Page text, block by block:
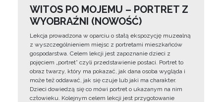
WITOS PO MOJEMU – PORTRET Z
WYOBRAŹNI (NOWOŚĆ)
Lekcja prowadzona w oparciu o stałą ekspozycję muzealną
z wyszczególnieniem miejsc z portretami mieszkańców
gospodarstwa. Celem lekcji jest zapoznanie dzieci z
pojęciem „portret” czyli przedstawienie postaci. Portret to
obraz twarzy, który ma pokazać, jak dana osoba wygląda i
może też oddawać, jak się czuje lub jaki ma charakter.
Dzieci dowiedzą się co mówi portret o ukazanym na nim
człowieku. Kolejnym celem lekcji jest przygotowanie